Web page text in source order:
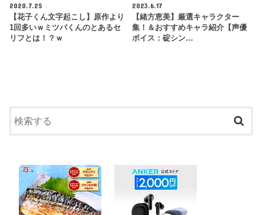
2020.7.25
【花子くん文字起こし】原作より
1回多いｗミツバくんのとあるセ
リフとは！？ｗ
2023.6.17
【緒方恵美】厳選キャラクター
集！＆おすすめキャラ紹介【声優
ボイス：碇シン…